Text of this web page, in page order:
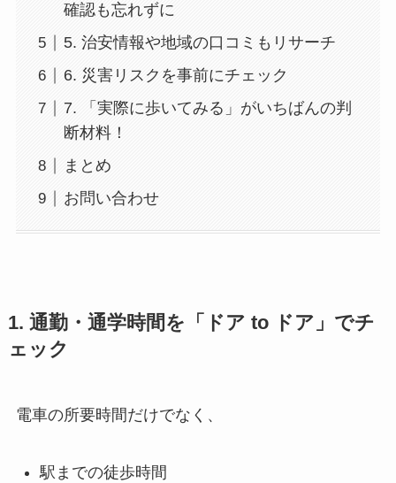
確認も忘れずに
5. 治安情報や地域の口コミもリサーチ
6. 災害リスクを事前にチェック
7. 「実際に歩いてみる」がいちばんの判
断材料！
まとめ
お問い合わせ
1. 通勤・通学時間を「ドア to ドア」でチ
ェック
電車の所要時間だけでなく、
駅までの徒歩時間